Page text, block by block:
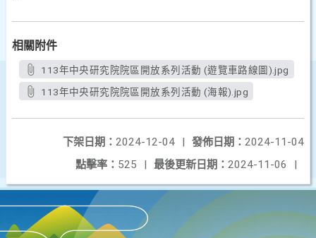
相關附件
113年中央研究院院區開放系列活動 (遊覽車路線圖).jpg
113年中央研究院院區開放系列活動 (海報).jpg
發佈日期： 2024-11-04
下架日期： 2024-12-04
|
最後更新日期： 2024-11-06 |
點擊率： 525 |